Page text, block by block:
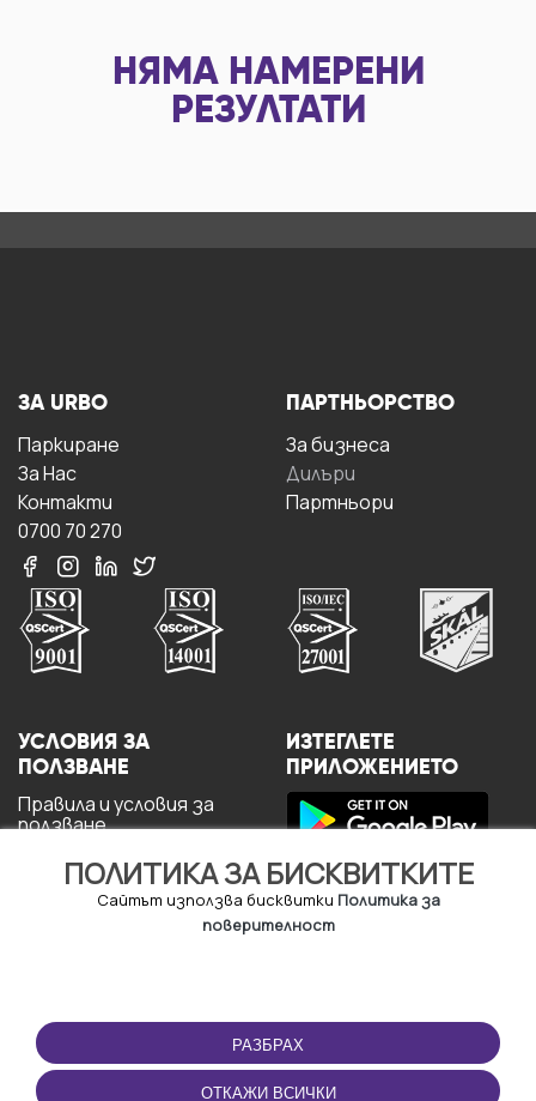
НЯМА НАМЕРЕНИ
РЕЗУЛТАТИ
ПОЛИТИКА ЗА БИСКВИТКИТЕ
Сайтът използва бисквитки Политика за
поверителност
РАЗБРАХ
ОТКАЖИ ВСИЧКИ
ЗА URBO
Паркиране
За Hас
Контакти
0700 70 270
ПАРТНЬОРСТВО
За бизнесa
Дилъри
Партньори
УСЛОВИЯ ЗА
ПОЛЗВАНЕ
Правила и условия за
ползване
поверителност
Политика за кукита
ИЗТЕГЛЕТЕ
ПРИЛОЖЕНИЕТО